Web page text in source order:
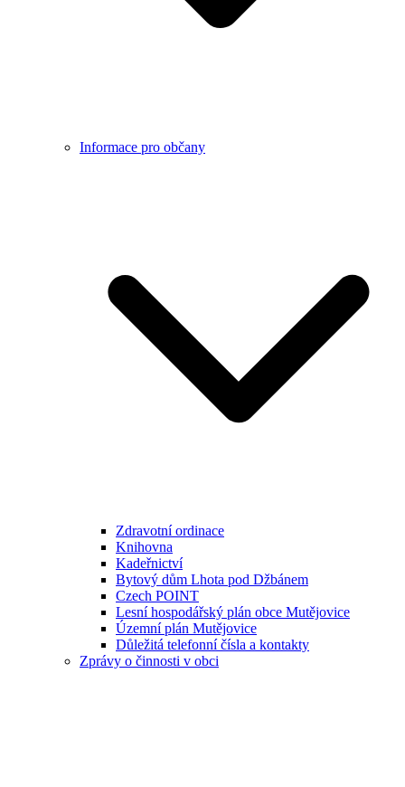
Informace pro občany
Zdravotní ordinace
Knihovna
Kadeřnictví
Bytový dům Lhota pod Džbánem
Czech POINT
Lesní hospodářský plán obce Mutějovice
Územní plán Mutějovice
Důležitá telefonní čísla a kontakty
Zprávy o činnosti v obci